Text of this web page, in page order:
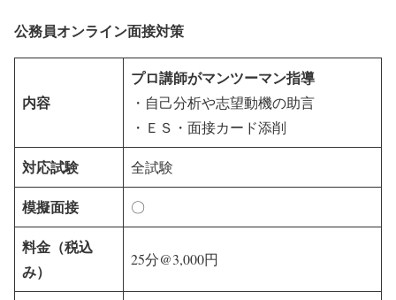
公務員オンライン面接対策
内容
プロ講師がマンツーマン指導
・自己分析や志望動機の助言
・ＥＳ・面接カード添削
対応試験 全試験
模擬面接 〇
料金（税込
み）
25分@3,000円